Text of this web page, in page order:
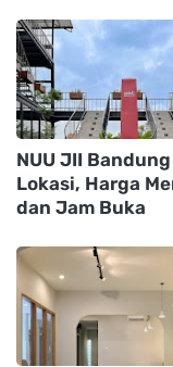
NUU JII Bandung
Lokasi, Harga
dan Jam Buka